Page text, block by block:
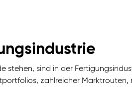
stehen, sind in der
zahlreicher Marktrouten,